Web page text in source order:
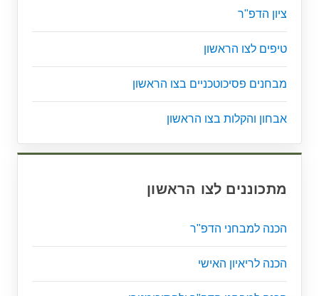
ציון הדפ"ר
טיפים לצו הראשון
מבחנים פסיכוטכניים בצו הראשון
אבחון והקלות בצו הראשון
מתכוננים לצו הראשון
הכנה למבחני הדפ"ר
הכנה לריאיון האישי